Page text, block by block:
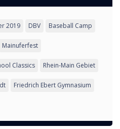
2019 DBV Baseball Camp
Mainuferfest
Classics Rhein-Main Gebiet
Friedrich Ebert Gymnasium